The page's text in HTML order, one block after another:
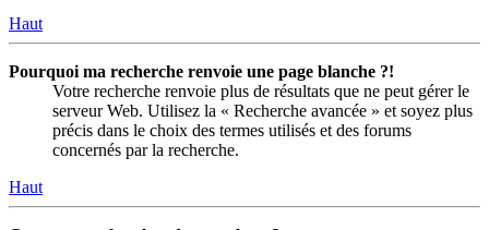
Haut
Pourquoi ma recherche renvoie une page blanche ?!
Votre recherche renvoie plus de résultats que ne peut gérer le
serveur Web. Utilisez la « Recherche avancée » et soyez plus
précis dans le choix des termes utilisés et des forums
concernés par la recherche.
Haut